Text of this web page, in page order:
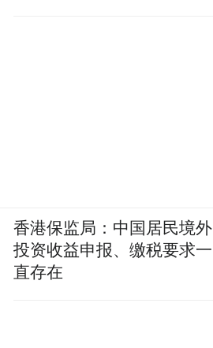
香港保监局：中国居民境外
投资收益申报、缴税要求一
直存在